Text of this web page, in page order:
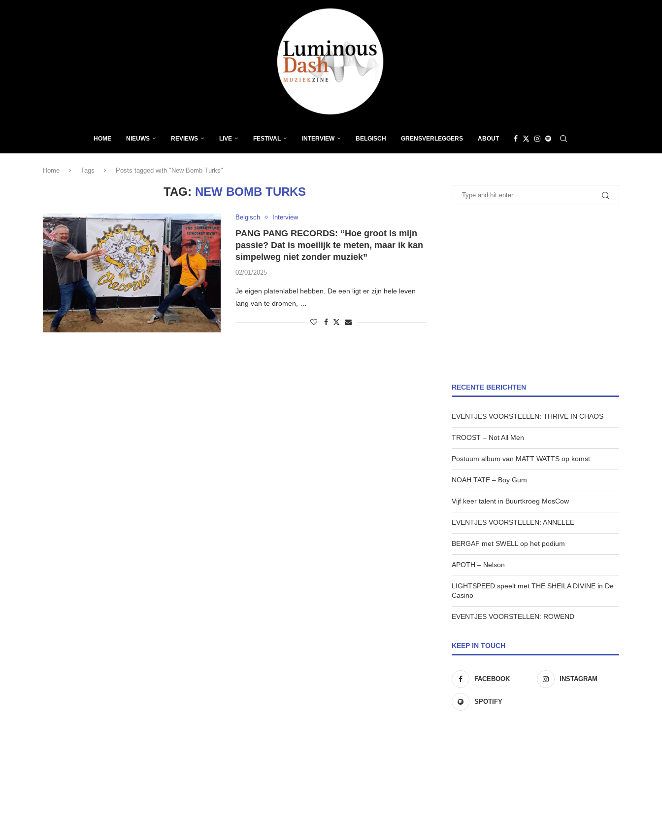
HOME NIEUWS REVIEWS LIVE FESTIVAL INTERVIEW BELGISCH GRENSVERLEGGERS ABOUT
Home Tags Posts tagged with "New Bomb Turks"
TAG: NEW BOMB TURKS
Belgisch Interview
PANG PANG RECORDS: “Hoe groot is mijn
passie? Dat is moeilijk te meten, maar ik kan
simpelweg niet zonder muziek”
02/01/2025
Je eigen platenlabel hebben. De een ligt er zijn hele leven
lang van te dromen, …
RECENTE BERICHTEN
EVENTJES VOORSTELLEN: THRIVE IN CHAOS
TROOST – Not All Men
Postuum album van MATT WATTS op komst
NOAH TATE – Boy Gum
Vijf keer talent in Buurtkroeg MosCow
EVENTJES VOORSTELLEN: ANNELEE
BERGAF met SWELL op het podium
APOTH – Nelson
LIGHTSPEED speelt met THE SHEILA DIVINE in De
Casino
EVENTJES VOORSTELLEN: ROWEND
KEEP IN TOUCH
FACEBOOK INSTAGRAM
SPOTIFY